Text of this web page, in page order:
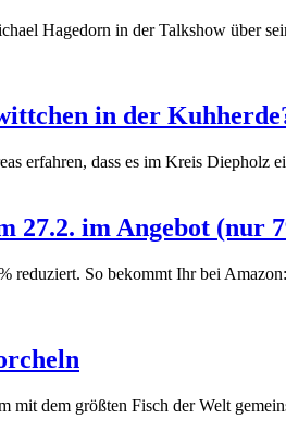
Hagedorn in der Talkshow über
in der
erfahren, dass es im Kreis Diepholz
27.2. im Angebot (nur
reduziert. So bekommt Ihr bei
mit dem größten Fisch der Welt